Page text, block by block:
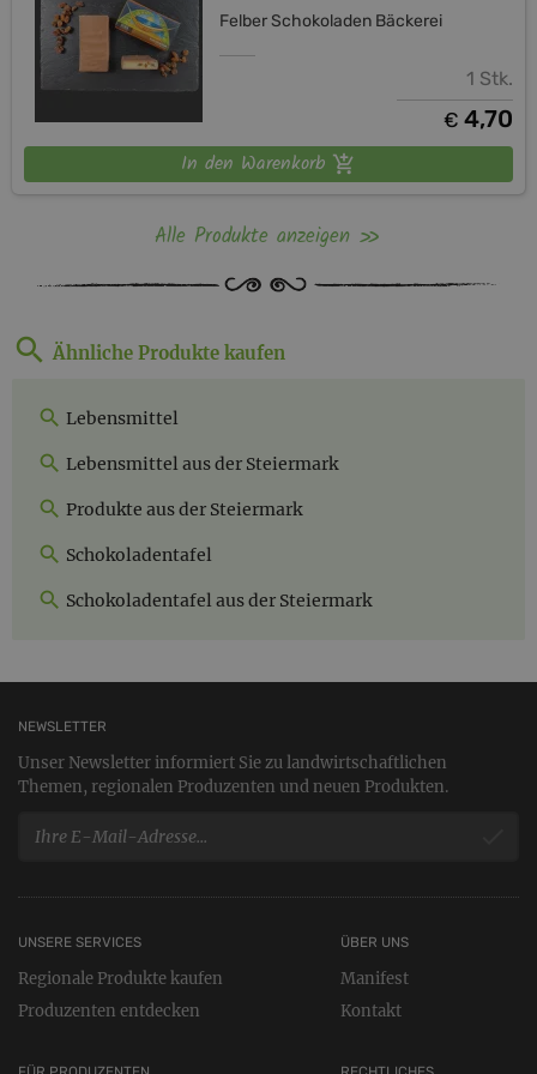
Felber Schokoladen Bäckerei
1 Stk.
€ 4,70
In den Warenkorb
Alle Produkte anzeigen
Ähnliche Produkte kaufen
Lebensmittel
Lebensmittel aus der Steiermark
Produkte aus der Steiermark
Schokoladentafel
Schokoladentafel aus der Steiermark
NEWSLETTER
Unser Newsletter informiert Sie zu landwirtschaftlichen
Themen, regionalen Produzenten und neuen Produkten.
UNSERE SERVICES
Regionale Produkte kaufen
Produzenten entdecken
ÜBER UNS
Manifest
Kontakt